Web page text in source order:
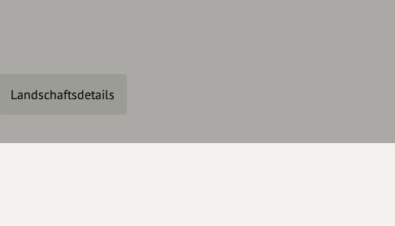
Landschaftsdetails